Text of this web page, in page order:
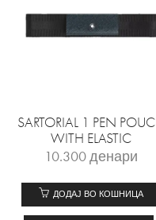
SARTORIAL 1 PEN
WITH ELASTIC
10.300денари
ДОДАЈ ВО КОШНИЦА